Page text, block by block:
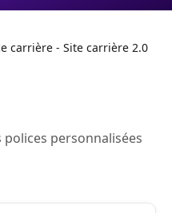
carrière - Site carrière 2.0
personnalisées